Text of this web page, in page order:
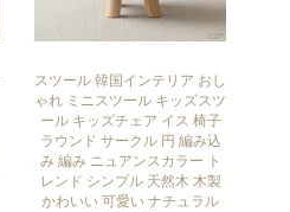
スツール 韓国インテリア おし
ゃれ ミニスツール キッズスツ
ール キッズチェア イス 椅子
ラウンド サークル 円 編み込
み 編み ニュアンスカラー ト
レンド シンプル 天然木 木製
かわいい 可愛い ナチュラル